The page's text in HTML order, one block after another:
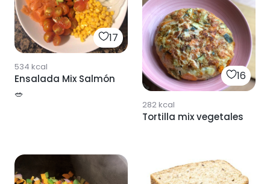
17
534 kcal
Ensalada Mix Salmón
🥗
16
282kcal
Tortilla mix vegetales